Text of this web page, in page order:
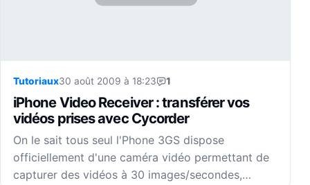
Tutoriaux30 août 2009 à 18:23 1
iPhone Video Receiver : transférer vos
vidéos prises avec Cycorder
On le sait tous seul l'Phone 3GS dispose
officiellement d'une caméra vidéo permettant de
capturer des vidéos à 30 images/secondes,…